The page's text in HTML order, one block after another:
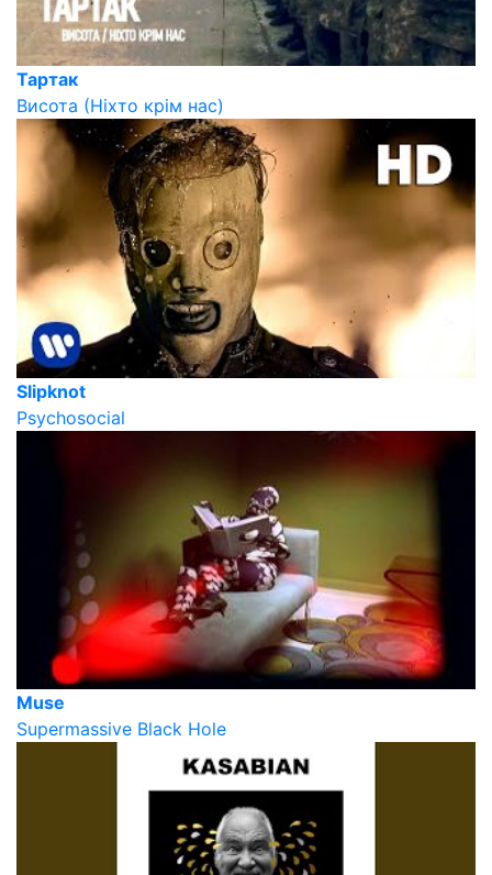
Тартак
Висота (Ніхто крім нас)
Slipknot
Psychosocial
Muse
Supermassive Black Hole